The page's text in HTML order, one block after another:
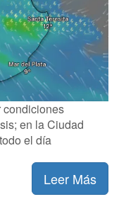
condiciones
en la Ciudad
el día
Leer Más